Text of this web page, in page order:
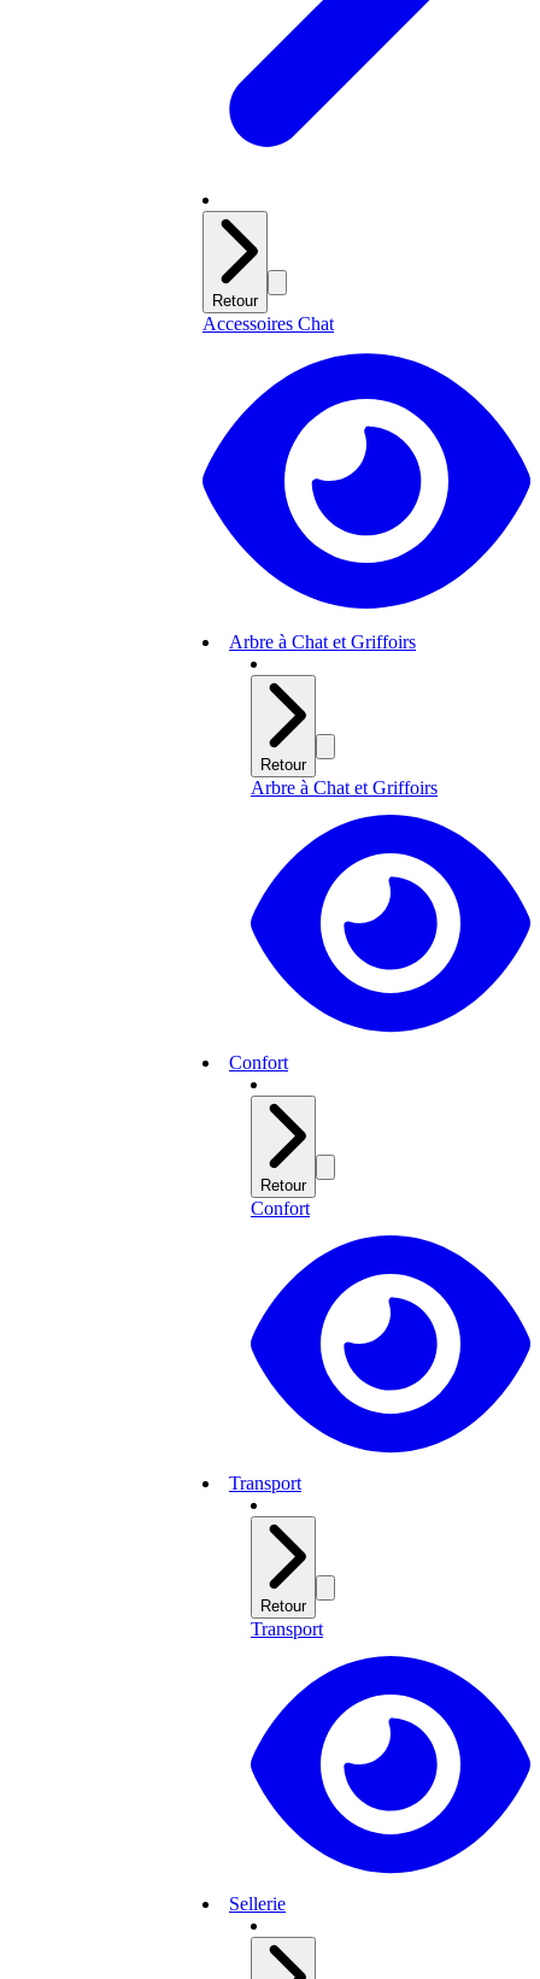
Retour
Accessoires Chat
Arbre à Chat et Griffoirs
Retour
Arbre à Chat et Griffoirs
Confort
Retour
Confort
Transport
Retour
Transport
Sellerie